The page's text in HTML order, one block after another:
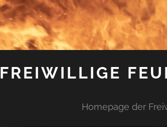
FREIWILLIGE
Homepage der